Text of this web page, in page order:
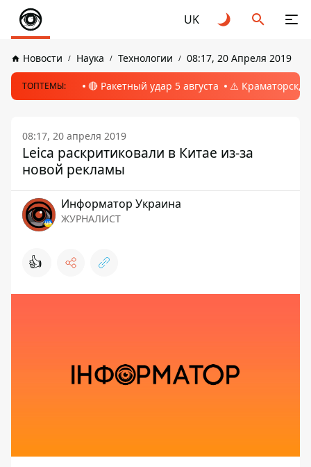
UK
Новости Наука Технологии 08:17, 20 Апреля 2019
ТОПТЕМЫ: 🔴 Ракетный удар 5 августа ⚠️ Краматорск,
08:17, 20 апреля 2019
Leica раскритиковали в Китае из-за
новой рекламы
Информатор Украина
ЖУРНАЛИСТ
👍